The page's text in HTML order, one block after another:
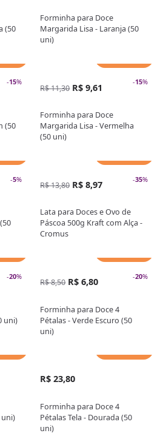
(50
Forminha para Doce
Margarida Lisa - Laranja (50
uni)
-15%
(50
-15%
R$ 11,30 R$ 9,61
Forminha para Doce
Margarida Lisa - Vermelha
(50 uni)
-5% -35%
R$ 13,80 R$ 8,97
Lata para Doces e Ovo de
Páscoa 500g Kraft com Alça -
Cromus
-20%
uni)
-20%
R$ 8,50 R$ 6,80
Forminha para Doce 4
Pétalas - Verde Escuro (50
uni)
uni)
R$ 23,80
Forminha para Doce 4
Pétalas Tela - Dourada (50
uni)